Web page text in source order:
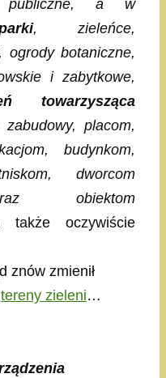
publiczne, a w
, zieleńce,
ogrody botaniczne,
i zabytkowe,
towarzysząca
placom,
budynkom,
dworcom
obiektom
oczywiście
znów zmienił
tereny zieleni…